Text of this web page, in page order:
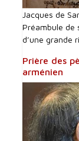
Jacques de
Préambule de
d’une grande
Prière des
arménien